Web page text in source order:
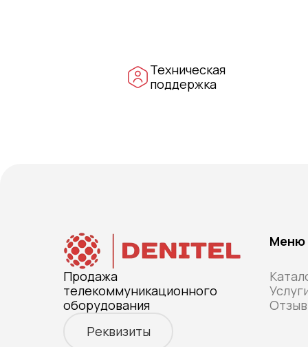
Техническая
поддержка
Продажа
телекоммуникационного
оборудования
Реквизиты
Меню